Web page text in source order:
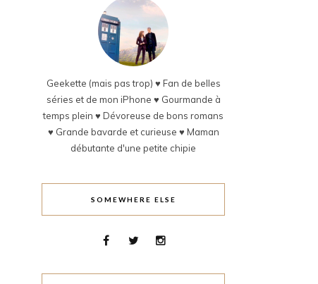
Geekette (mais pas trop) ♥ Fan de belles
séries et de mon iPhone ♥ Gourmande à
temps plein ♥ Dévoreuse de bons romans
♥ Grande bavarde et curieuse ♥ Maman
débutante d'une petite chipie
SOMEWHERE ELSE